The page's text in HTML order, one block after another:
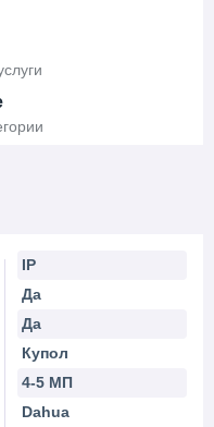
IP
Да
Да
Купол
4-5 МП
Dahua